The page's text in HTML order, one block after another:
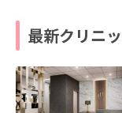
最新クリニ